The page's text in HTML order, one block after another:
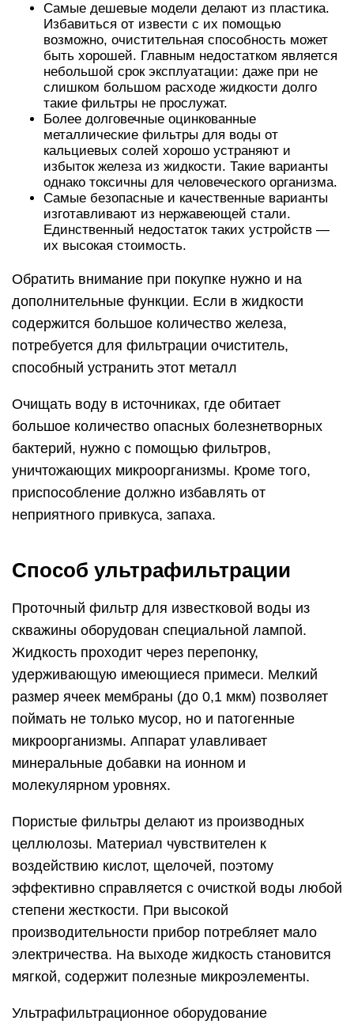
Самые дешевые модели делают из пластика.
Избавиться от извести с их помощью
возможно, очистительная способность может
быть хорошей. Главным недостатком является
небольшой срок эксплуатации: даже при не
слишком большом расходе жидкости долго
такие фильтры не прослужат.
Более долговечные оцинкованные
металлические фильтры для воды от
кальциевых солей хорошо устраняют и
избыток железа из жидкости. Такие варианты
однако токсичны для человеческого организма.
Самые безопасные и качественные варианты
изготавливают из нержавеющей стали.
Единственный недостаток таких устройств —
их высокая стоимость.
Обратить внимание при покупке нужно и на
дополнительные функции. Если в жидкости
содержится большое количество железа,
потребуется для фильтрации очиститель,
способный устранить этот металл
Очищать воду в источниках, где обитает
большое количество опасных болезнетворных
бактерий, нужно с помощью фильтров,
уничтожающих микроорганизмы. Кроме того,
приспособление должно избавлять от
неприятного привкуса, запаха.
Способ ультрафильтрации
Проточный фильтр для известковой воды из
скважины оборудован специальной лампой.
Жидкость проходит через перепонку,
удерживающую имеющиеся примеси. Мелкий
размер ячеек мембраны (до 0,1 мкм) позволяет
поймать не только мусор, но и патогенные
микроорганизмы. Аппарат улавливает
минеральные добавки на ионном и
молекулярном уровнях.
Пористые фильтры делают из производных
целлюлозы. Материал чувствителен к
воздействию кислот, щелочей, поэтому
эффективно справляется с очисткой воды любой
степени жесткости. При высокой
производительности прибор потребляет мало
электричества. На выходе жидкость становится
мягкой, содержит полезные микроэлементы.
Ультрафильтрационное оборудование